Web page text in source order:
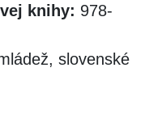
knihy: 978-
slovenské